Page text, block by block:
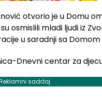
otvorio je u Domu
osmislili mladi ljudi iz
u saradnji sa
sadržaj